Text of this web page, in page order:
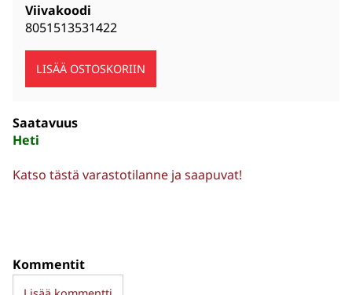
Viivakoodi
8051513531422
Saatavuus
Heti
Katso tästä varastotilanne ja saapuvat!
Kommentit